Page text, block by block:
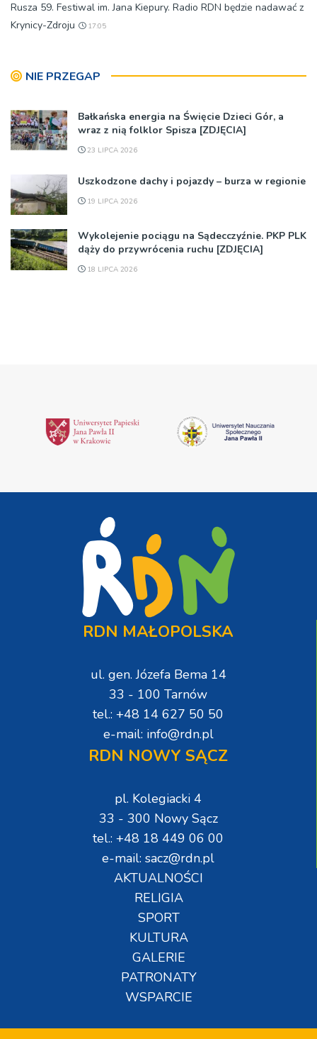
Rusza 59. Festiwal im. Jana Kiepury. Radio RDN będzie nadawać z
Krynicy-Zdroju
17:05
NIE PRZEGAP
Bałkańska energia na Święcie Dzieci Gór, a
wraz z nią folklor Spisza [ZDJĘCIA]
23 LIPCA 2026
Uszkodzone dachy i pojazdy – burza w regionie
19 LIPCA 2026
Wykolejenie pociągu na Sądecczyźnie. PKP PLK
dąży do przywrócenia ruchu [ZDJĘCIA]
18 LIPCA 2026
RDN MAŁOPOLSKA
ul. gen. Józefa Bema 14
33 - 100 Tarnów
tel.: +48 14 627 50 50
e-mail: info@rdn.pl
RDN NOWY SĄCZ
pl. Kolegiacki 4
33 - 300 Nowy Sącz
tel.: +48 18 449 06 00
e-mail: sacz@rdn.pl
AKTUALNOŚCI
RELIGIA
SPORT
KULTURA
GALERIE
PATRONATY
WSPARCIE